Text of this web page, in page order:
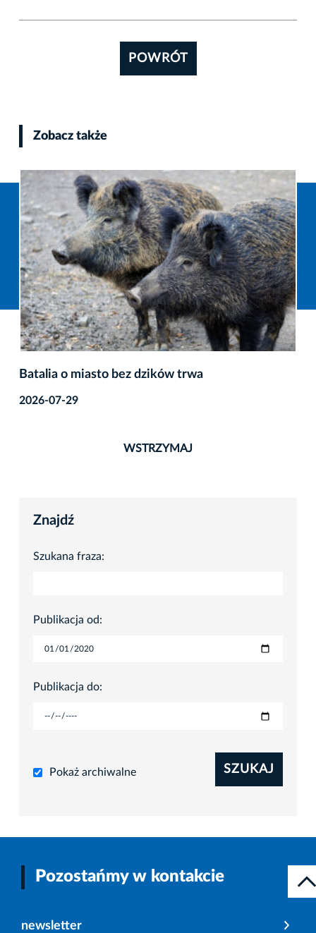
POWRÓT
Zobacz także
Batalia o miasto bez dzików trwa
2026-07-29
WSTRZYMAJ
Znajdź
Szukana fraza:
Publikacja od:
Publikacja do:
Pokaż archiwalne SZUKAJ
Pozostańmy w kontakcie
newsletter